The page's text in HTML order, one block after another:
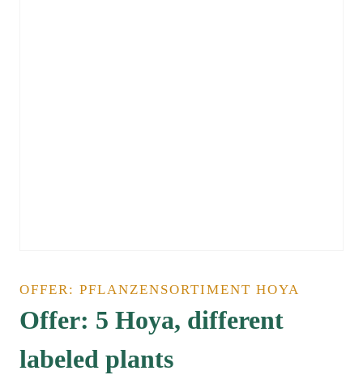
OFFER: PFLANZENSORTIMENT HOYA
Offer: 5 Hoya, different
labeled plants